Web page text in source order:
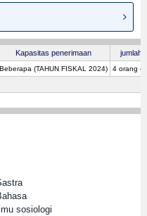
Kapasitas penerimaan jumlah
Beberapa (TAHUN FISKAL 2024) 4 orang
sosiologi